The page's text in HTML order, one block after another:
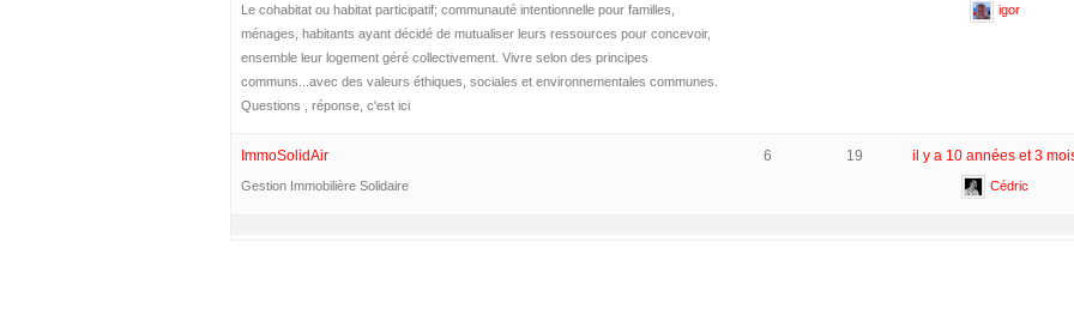
Le cohabitat ou habitat participatif; communauté intentionnelle pour familles,
ménages, habitants ayant décidé de mutualiser leurs ressources pour concevoir,
ensemble leur logement géré collectivement. Vivre selon des principes
communs...avec des valeurs éthiques, sociales et environnementales communes.
Questions , réponse, c'est ici
igor
ImmoSolidAir
Gestion Immobilière Solidaire
6 19 il y a 10 années et 3
Cédric